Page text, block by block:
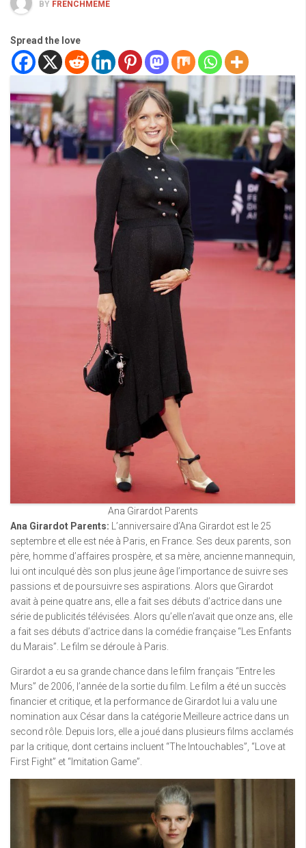
BY FRENCHMEME
Spread the love
Ana Girardot Parents
Ana Girardot Parents:
L’anniversaire d’Ana Girardot est le 25
septembre et elle est née à Paris, en France. Ses deux parents, son
père, homme d’affaires prospère, et sa mère, ancienne mannequin,
lui ont inculqué dès son plus jeune âge l’importance de suivre ses
passions et de poursuivre ses aspirations. Alors que Girardot
avait à peine quatre ans, elle a fait ses débuts d’actrice dans une
série de publicités télévisées. Alors qu’elle n’avait que onze ans, elle
a fait ses débuts d’actrice dans la comédie française “Les Enfants
du Marais”. Le film se déroule à Paris.
Girardot a eu sa grande chance dans le film français “Entre les
Murs” de 2006, l’année de la sortie du film. Le film a été un succès
financier et critique, et la performance de Girardot lui a valu une
nomination aux César dans la catégorie Meilleure actrice dans un
second rôle. Depuis lors, elle a joué dans plusieurs films acclamés
par la critique, dont certains incluent “The Intouchables”, “Love at
First Fight” et “Imitation Game”.